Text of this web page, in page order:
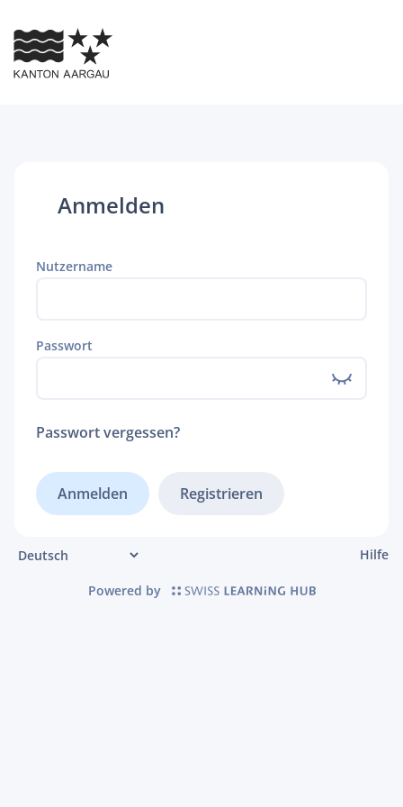
Anmelden
Nutzername
Passwort
Passwort vergessen?
Registrieren
Hilfe
Powered by